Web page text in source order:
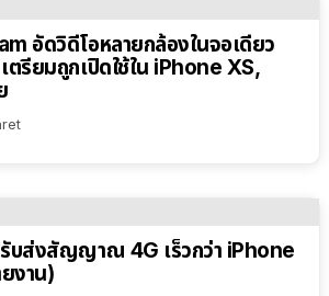
อัดวิดีโอหลายกล้องในจอเดียว
ตรียมถูกเปิดใช้ใน iPhone XS,
รับส่งสัญญาณ 4G เร็วกว่า iPhone
งาน)